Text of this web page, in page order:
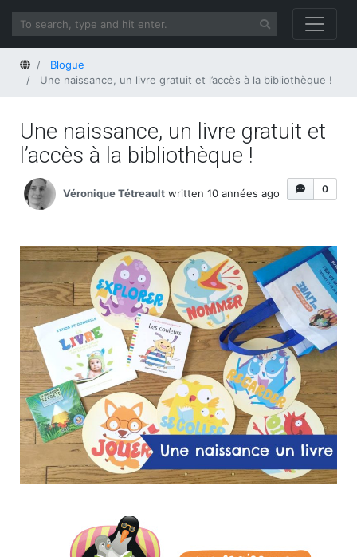
HomeBlogue
Une naissance, un livre gratuit et l’accès à la bibliothèque !
Une naissance, un livre gratuit et
l’accès à la bibliothèque !
0
Véronique Tétreault written 10 années ago